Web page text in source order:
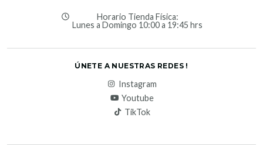
Horario Tienda Física:
Lunes a Domingo 10:00 a 19:45 hrs
ÚNETE A NUESTRAS REDES !
Instagram
Youtube
TikTok